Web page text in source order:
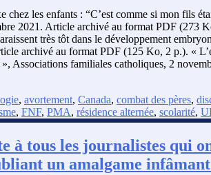
chez les enfants : “C’est comme si mon fils
2021. Article archivé au format PDF (273
très tôt dans le développement
archivé au format PDF (125 Ko, 2 p.). «
», Associations familiales catholiques, 2
, avortement, Canada, combat des pères,
, FNF, PMA, résidence alternée, scolarité,
à tous les journalistes qui
un amalgame